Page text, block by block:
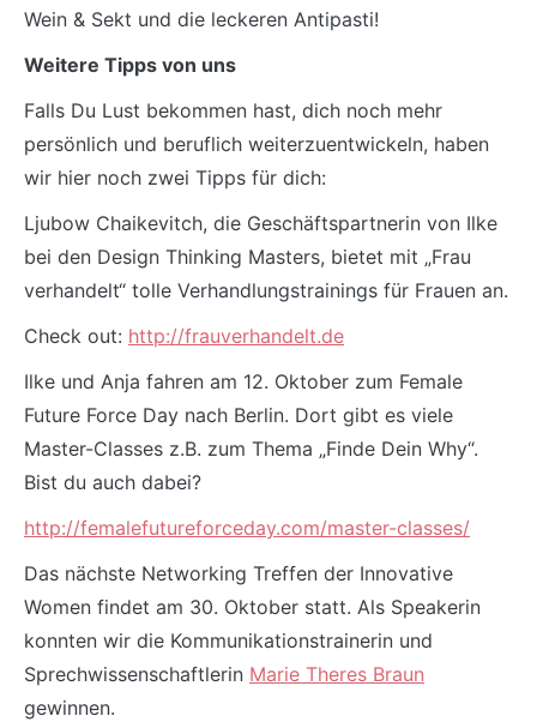
Wein & Sekt und die leckeren Antipasti!
Weitere Tipps von uns
Falls Du Lust bekommen hast, dich noch mehr
persönlich und beruflich weiterzuentwickeln, haben
wir hier noch zwei Tipps für dich:
Ljubow Chaikevitch, die Geschäftspartnerin von Ilke
bei den Design Thinking Masters, bietet mit „Frau
verhandelt“ tolle Verhandlungstrainings für Frauen an.
Check out: http://frauverhandelt.de
Ilke und Anja fahren am 12. Oktober zum Female
Future Force Day nach Berlin. Dort gibt es viele
Master-Classes z.B. zum Thema „Finde Dein Why“.
Bist du auch dabei?
http://femalefutureforceday.com/master-classes/
Das nächste Networking Treffen der Innovative
Women findet am 30. Oktober statt. Als Speakerin
konnten wir die Kommunikationstrainerin und
Sprechwissenschaftlerin Marie Theres Braun
gewinnen.